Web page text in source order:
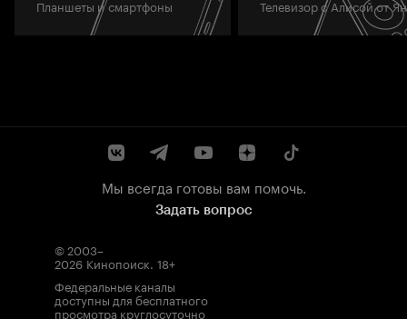
Планшеты и смартфоны Телевизор с Алисой от
Мы всегда готовы вам помочь.
Задать вопрос
© 2003–
2026 Кинопоиск. 18+
Федеральные каналы
доступны для бесплатного
просмотра круглосуточно